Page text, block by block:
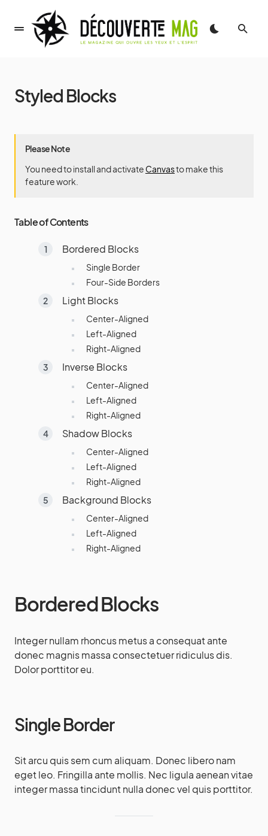
Styled Blocks
Please Note
You need to install and activate Canvasto make this
feature work.
Table of Contents
Bordered Blocks
Single Border
Four-Side Borders
Light Blocks
Center-Aligned
Left-Aligned
Right-Aligned
Inverse Blocks
Center-Aligned
Left-Aligned
Right-Aligned
Shadow Blocks
Center-Aligned
Left-Aligned
Right-Aligned
Background Blocks
Center-Aligned
Left-Aligned
Right-Aligned
Bordered Blocks
Integer nullam rhoncus metus a consequat ante
donec magnis massa consectetuer ridiculus dis.
Dolor porttitor eu.
Single Border
Sit arcu quis sem cum aliquam. Donec libero nam
eget leo. Fringilla ante mollis. Nec ligula aenean vitae
integer massa tincidunt nulla donec vel quis porttitor.